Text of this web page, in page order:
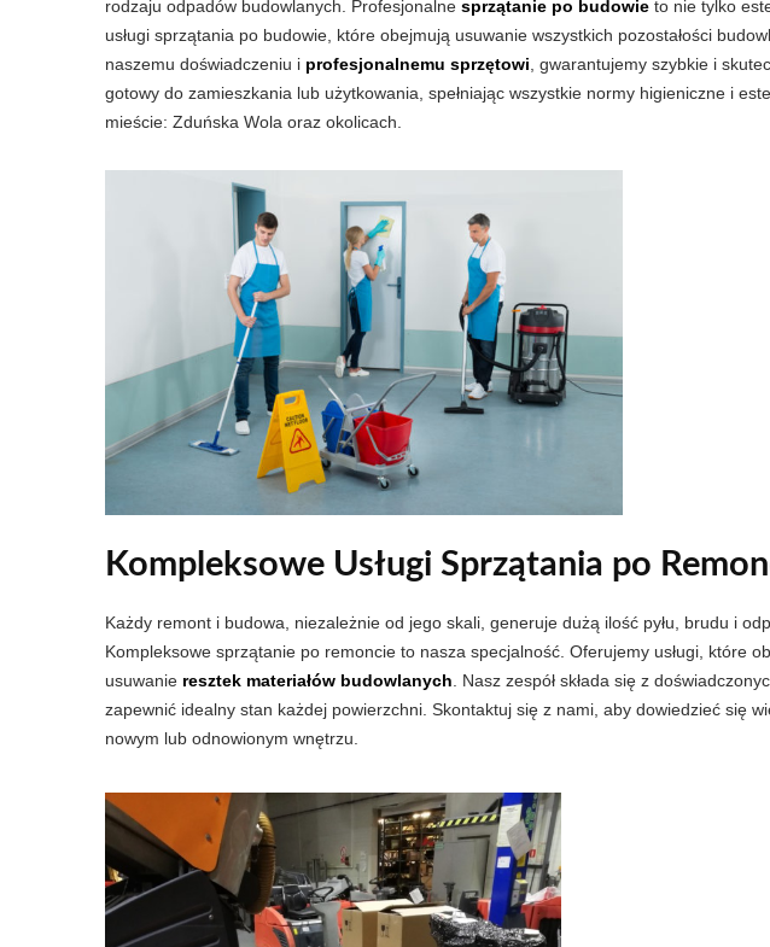
rodzaju odpadów budowlanych. Profesjonalne sprzątanie po budowie to nie tylko
usługi sprzątania po budowie, które obejmują usuwanie wszystkich pozostałości
naszemu doświadczeniu i profesjonalnemu sprzętowi , gwarantujemy szybkie i
gotowy do zamieszkania lub użytkowania, spełniając wszystkie normy higieniczne i
mieście: Zduńska Wola oraz okolicach.
Kompleksowe Usługi Sprzątania po
Każdy remont i budowa, niezależnie od jego skali, generuje dużą ilość pyłu, brudu i
Kompleksowe sprzątanie po remoncie to nasza specjalność. Oferujemy usługi, które
usuwanie resztek materiałów budowlanych . Nasz zespół składa się z
zapewnić idealny stan każdej powierzchni. Skontaktuj się z nami, aby dowiedzieć się
nowym lub odnowionym wnętrzu.